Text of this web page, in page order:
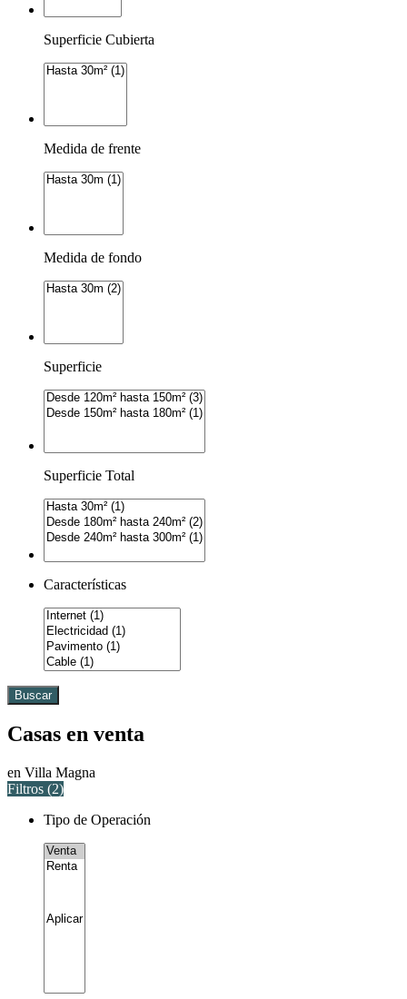
Superficie Cubierta
Medida de frente
Medida de fondo
Superficie
Superficie Total
Características
Buscar
Casas en venta
en Villa Magna
Filtros (2)
Tipo de Operación